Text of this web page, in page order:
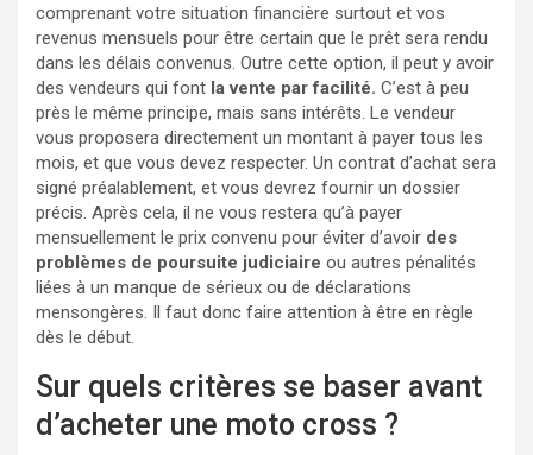
comprenant votre situation financière surtout et vos
revenus mensuels pour être certain que le prêt sera rendu
dans les délais convenus. Outre cette option, il peut y avoir
des vendeurs qui font la vente par facilité. C’est à peu
près le même principe, mais sans intérêts. Le vendeur
vous proposera directement un montant à payer tous les
mois, et que vous devez respecter. Un contrat d’achat sera
signé préalablement, et vous devrez fournir un dossier
précis. Après cela, il ne vous restera qu’à payer
mensuellement le prix convenu pour éviter d’avoir des
problèmes de poursuite judiciaire ou autres pénalités
liées à un manque de sérieux ou de déclarations
mensongères. Il faut donc faire attention à être en règle
dès le début.
Sur quels critères se baser avant
d’acheter une moto cross ?